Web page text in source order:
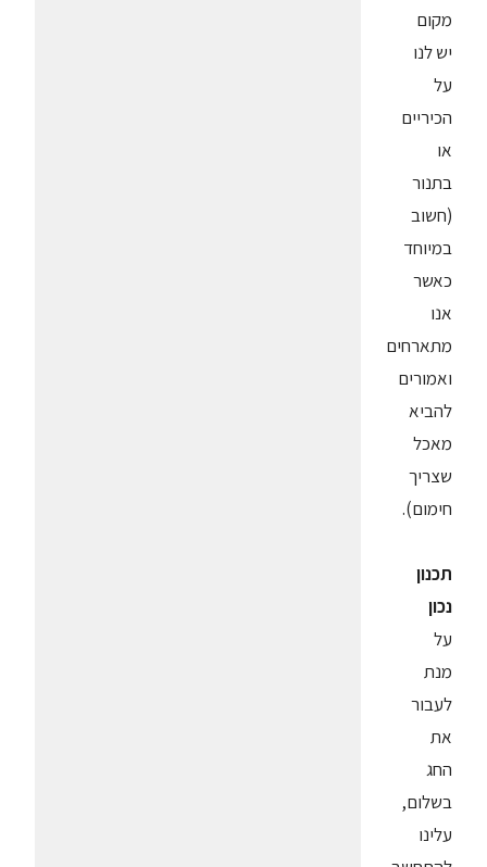
מקום
יש לנו
על
הכיריים
או
בתנור
(חשוב
במיוחד
כאשר
אנו
מתארחים
ואמורים
להביא
מאכל
שצריך
חימום).
תכנון
נכון
על
מנת
לעבור
את
החג
בשלום,
עלינו